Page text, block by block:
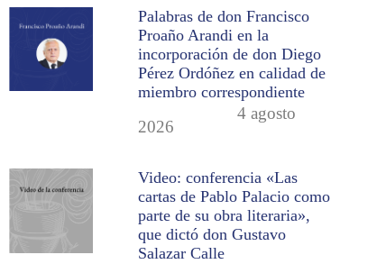
Palabras de don Francisco
Proaño Arandi en la
incorporación de don Diego
Pérez Ordóñez en calidad de
miembro correspondiente
4 agosto
2026
Video: conferencia «Las
cartas de Pablo Palacio como
parte de su obra literaria»,
que dictó don Gustavo
Salazar Calle